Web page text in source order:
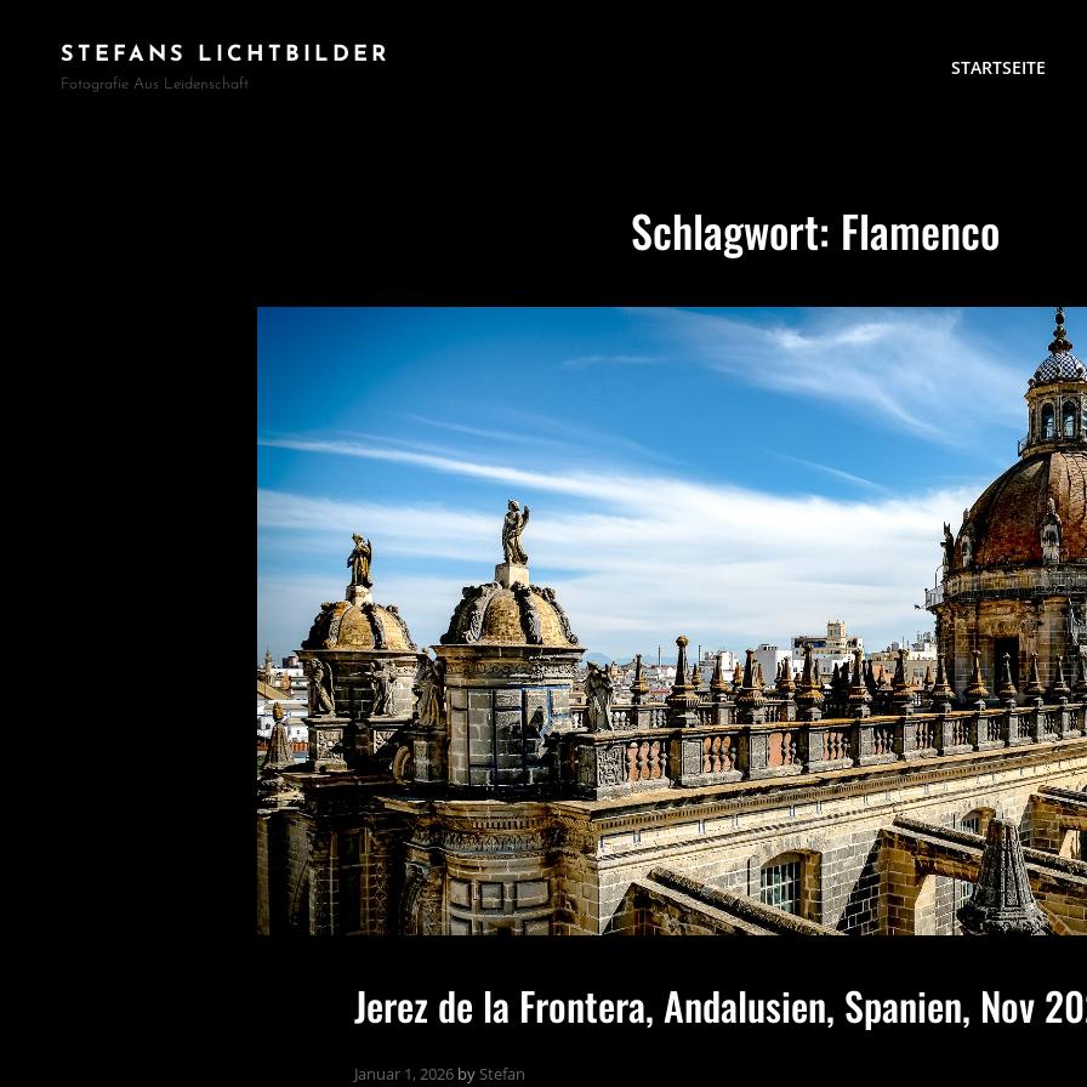
STEFANS LICHTBILDER
Fotografie Aus Leidenschaft
STARTSEITE
Schlagwort: Flamenco
Jerez de la Frontera, Andalusien, Spanien, Nov
Januar 1, 2026 by Stefan